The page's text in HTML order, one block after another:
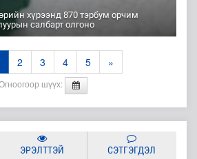
хүрээнд 870 тэрбум орчим
салбарт олгоно
2 3 4 5 »
шүүх:
ЭРЭЛТТЭЙ СЭТГЭГДЭЛ